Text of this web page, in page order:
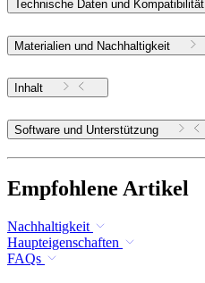
Technische Daten und Kompatibilität
Materialien und Nachhaltigkeit
Inhalt
Software und Unterstützung
Empfohlene Artikel
Nachhaltigkeit
Haupteigenschaften
FAQs